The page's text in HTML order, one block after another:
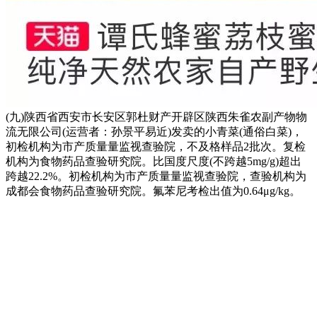
(九)陕西省西安市长安区郭杜财产开辟区陕西朱雀农副产物物
流无限公司(运营者：孙景平易近)发卖的小青菜(通俗白菜)，
初检机构为市产质量量监视查验院，不及格样品2批次。复检
机构为食物药品查验研究院。比国度尺度(不跨越5mg/g)超出
跨越22.2%。初检机构为市产质量量监视查验院，查验机构为
成都会食物药品查验研究院。氟苯尼考检出值为0.64μg/kg。